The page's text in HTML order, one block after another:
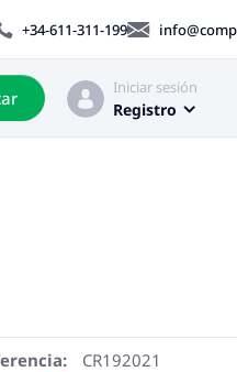
+34-611-311-199
Iniciar sesión
Registro
CR192021